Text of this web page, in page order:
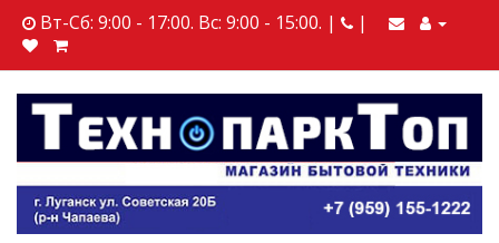
Вт-Сб: 9:00 - 17:00. Вс: 9:00 - 15:00. | |